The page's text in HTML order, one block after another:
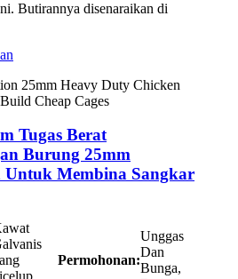
Butirannya disenaraikan di
Tugas Berat
Burung 25mm
Untuk Membina Sangkar
Permohonan:
Unggas
Dan
Bunga,